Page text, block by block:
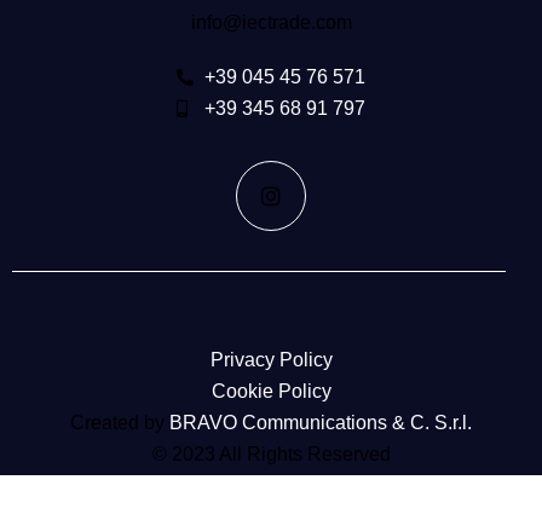
info@iectrade.com
+39 045 45 76 571
+39 345 68 91 797
Privacy Policy
Cookie Policy​
Created by BRAVO Communications​ & C. S.r.l.
© 2023 All Rights Reserved